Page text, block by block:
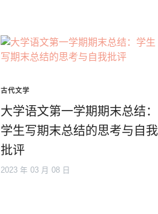
古代文学
大学语文第一学期期末总结：
学生写期末总结的思考与自我
批评
2023 年 03 月 08 日